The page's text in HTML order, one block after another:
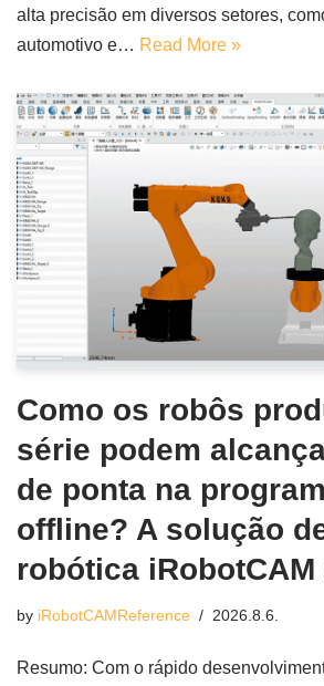
alta precisão em diversos setores,
automotivo e… Read More »
Como os robôs
série podem
de ponta na
offline? A solução
robótica iRobotCAM
by iRobotCAMReference 2026.8.6.
Resumo: Com o rápido